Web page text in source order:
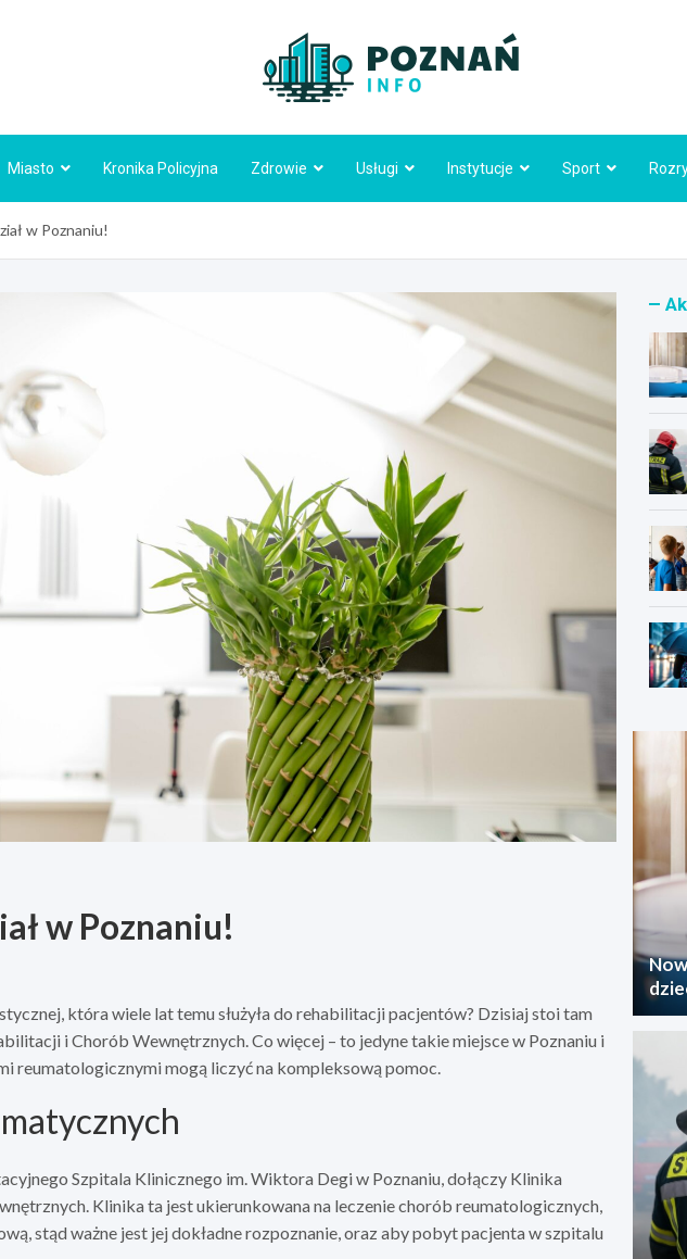
Miasto Kronika Policyjna Zdrowie Usługi Instytucje Sport
w Poznaniu!
w Poznaniu!
która wiele lat temu służyła do rehabilitacji pacjentów? Dzisiaj stoi tam
i Chorób Wewnętrznych. Co więcej – to jedyne takie miejsce w Poznaniu i
reumatologicznymi mogą liczyć na kompleksową pomoc.
Szpitala Klinicznego im. Wiktora Degi w Poznaniu, dołączy Klinika
Klinika ta jest ukierunkowana na leczenie chorób reumatologicznych,
stąd ważne jest jej dokładne rozpoznanie, oraz aby pobyt pacjenta w szpitalu